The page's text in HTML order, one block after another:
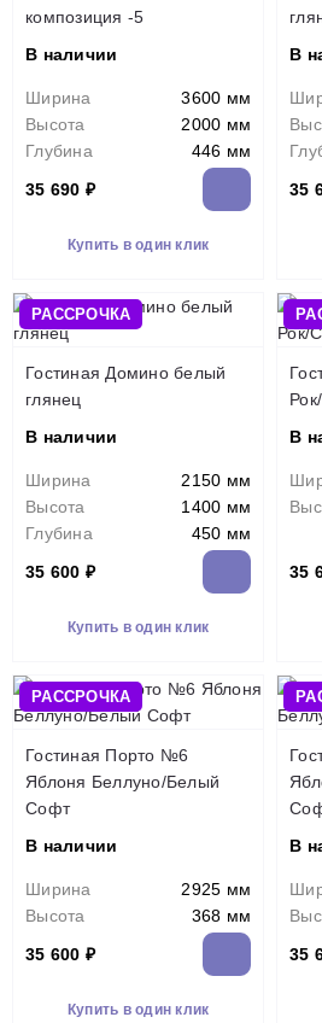
композиция -5
В наличии
Ширина
3600 мм
Высота
2000 мм
Глубина
446 мм
35 690 ₽
Купить в один клик
В
35
РАССРОЧКА
Гостиная Домино белый
глянец
В наличии
Ширина
2150 мм
Высота
1400 мм
Глубина
450 мм
35 600 ₽
Купить в один клик
В
35
РАССРОЧКА
Гостиная Порто №6
Яблоня Беллуно/Белый
Софт
В наличии
Ширина
2925 мм
Высота
368 мм
35 600 ₽
Купить в один клик
В
35